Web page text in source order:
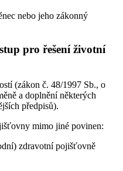
nebo jeho zákonný
pro řešení životní
(zákon č. 48/1997 Sb., o
a doplnění některých
předpisů).
mimo jiné povinen:
zdravotní pojišťovně